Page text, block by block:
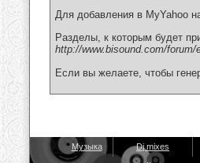
Для добавления в MyYahoo
Разделы, к которым будет
http://www.bisound.com/
Если вы желаете, чтобы
Музыка Dj mixes